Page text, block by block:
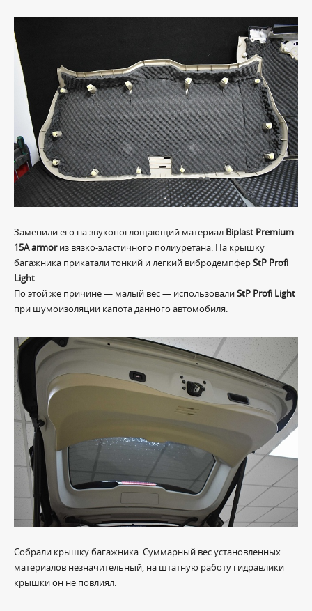
Заменили его на звукопоглощающий материал Biplast Premium
15A armorиз вязко-эластичного полиуретана. На крышку
багажника прикатали тонкий и легкий вибродемпферStP Profi
Light.
По этой же причине — малый вес — использовалиStP Profi Light
при шумоизоляции капота данного автомобиля.
Собрали крышку багажника. Суммарный вес установленных
материалов незначительный, на штатную работу гидравлики
крышки он не повлиял.